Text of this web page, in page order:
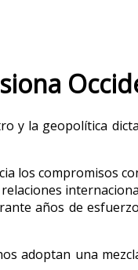
y la geopolítica
los compromisos
años de
adoptan una